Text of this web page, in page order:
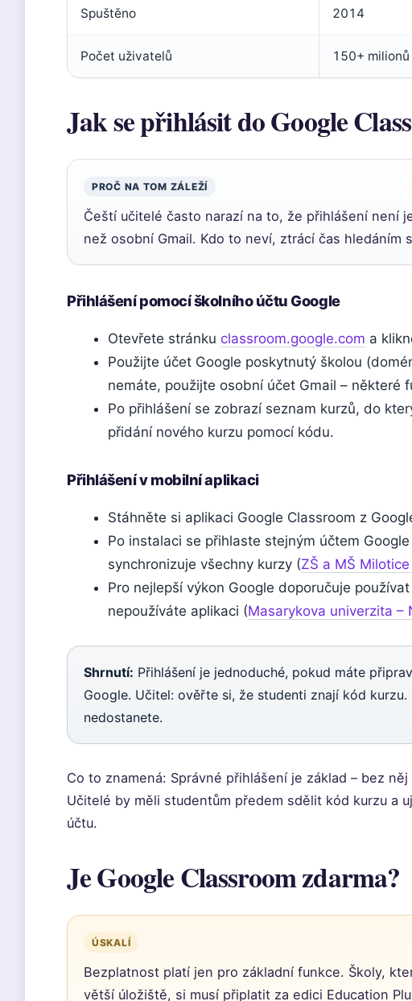
Spuštěno 2014
Počet uživatelů 150+
Jak se přihlásit do Google
PROČ NA TOM ZÁLEŽÍ
Čeští učitelé často narazí na to, že přihlášení není
než osobní Gmail. Kdo to neví, ztrácí čas hledáním
Přihlášení pomocí školního účtu Google
Otevřete stránku classroom.google.com a
Použijte účet Google poskytnutý školou
nemáte, použijte osobní účet Gmail – některé
Po přihlášení se zobrazí seznam kurzů, do
přidání nového kurzu pomocí kódu.
Přihlášení v mobilní aplikaci
Stáhněte si aplikaci Google Classroom z
Po instalaci se přihlaste stejným účtem
synchronizuje všechny kurzy (ZŠ a MŠ
Pro nejlepší výkon Google doporučuje
nepoužíváte aplikaci (Masarykova univerzita –
Shrnutí: Přihlášení je jednoduché, pokud máte
Google. Učitel: ověřte si, že studenti znají kód
nedostanete.
Co to znamená: Správné přihlášení je základ – bez
Učitelé by měli studentům předem sdělit kód kurzu a
účtu.
Je Google Classroom zdarma?
ÚSKALÍ
Bezplatnost platí jen pro základní funkce. Školy,
větší úložiště, si musí připlatit za edici Education